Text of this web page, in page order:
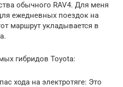
обычного RAV4. Для меня
ежедневных поездок на
маршрут укладывается в
гибридов Toyota:
хода на электротяге: Это